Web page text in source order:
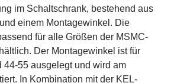
im Schaltschrank, bestehend aus
einem Montagewinkel. Die
für alle Größen der MSMC-
Der Montagewinkel ist für
44-55 ausgelegt und wird am
In Kombination mit der KEL-